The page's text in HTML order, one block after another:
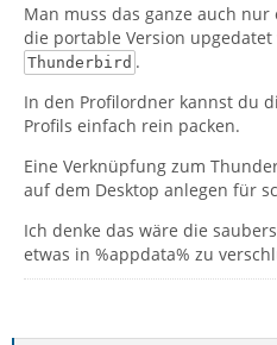
Man muss das ganze auch
die portable Version
Thunderbird .
In den Profilordner kannst du
Profils einfach rein packen.
Eine Verknüpfung zum
auf dem Desktop anlegen für
Ich denke das wäre die
etwas in %appdata% zu